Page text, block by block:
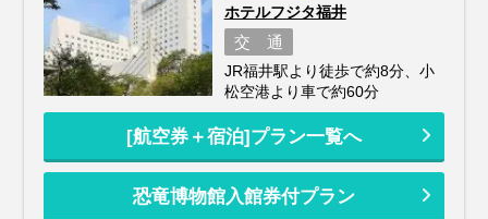
ホテルフジタ福井
交 通
JR福井駅より徒歩で約8分、小
松空港より車で約60分
[航空券＋宿泊]プラン一覧へ
恐竜博物館入館券付プラン